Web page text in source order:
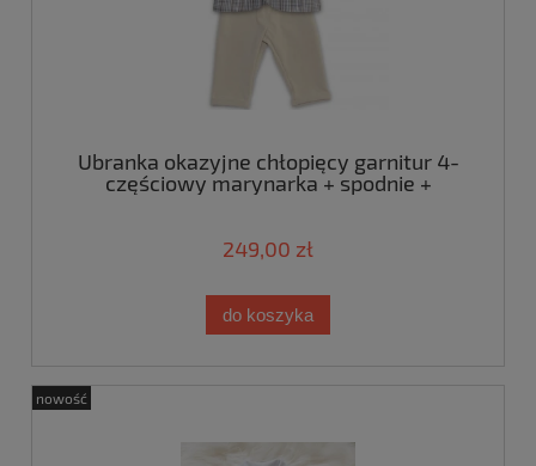
Ubranka okazyjne chłopięcy garnitur 4-
częściowy marynarka + spodnie +
249,00 zł
do koszyka
nowość